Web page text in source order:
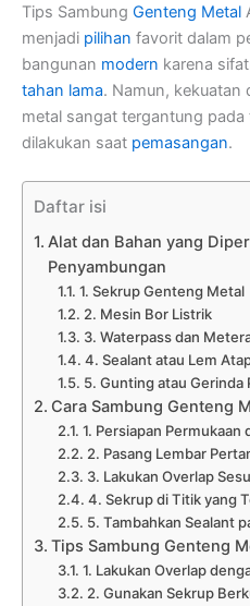
Tips Sambung Genteng Metal
menjadi pilihan favorit dalam
bangunan modern karena
tahan lama. Namun, kekuatan
metal sangat tergantung
dilakukan saat pemasangan.
Daftar isi
Alat dan Bahan yang
Penyambungan
1. Sekrup Genteng Metal
2. Mesin Bor Listrik
3. Waterpass dan
4. Sealant atau Lem
5. Gunting atau
Cara Sambung Genteng
1. Persiapan Permukaan
2. Pasang Lembar
3. Lakukan Overlap
4. Sekrup di Titik yang
5. Tambahkan Sealant
Tips Sambung Genteng
1. Lakukan Overlap
2. Gunakan Sekrup